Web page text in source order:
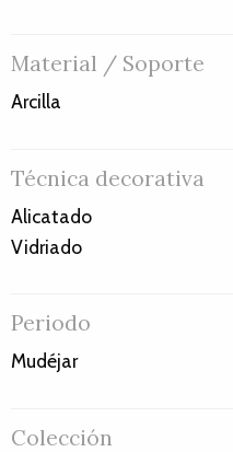
Material / Soporte
Arcilla
Técnica decorativa
Alicatado
Vidriado
Periodo
Mudéjar
Colección